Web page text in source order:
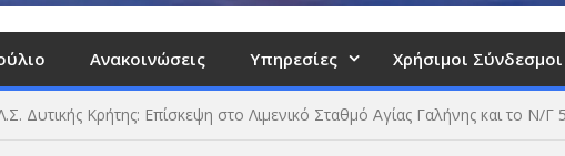
Ανακοινώσεις Υπηρεσίες Χρήσιμοι Σύνδεσμοι
Δυτικής Κρήτης: Επίσκεψη στο Λιμενικό Σταθμό Αγίας Γαλήνης και το Ν/Γ